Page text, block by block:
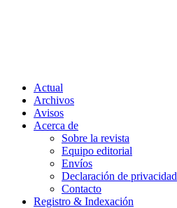
Actual
Archivos
Avisos
Acerca de
Sobre la revista
Equipo editorial
Envíos
Declaración de privacidad
Contacto
Registro & Indexación